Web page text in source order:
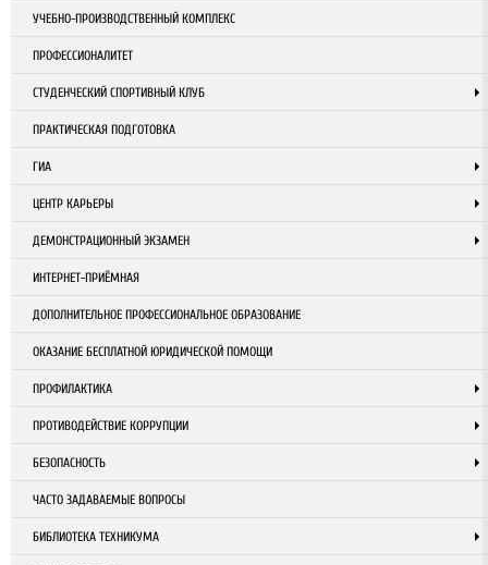
УЧЕБНО-ПРОИЗВОДСТВЕННЫЙ КОМПЛЕКС
ПРОФЕССИОНАЛИТЕТ
СТУДЕНЧЕСКИЙ СПОРТИВНЫЙ КЛУБ
ПРАКТИЧЕСКАЯ ПОДГОТОВКА
ГИА
ЦЕНТР КАРЬЕРЫ
ДЕМОНСТРАЦИОННЫЙ ЭКЗАМЕН
ИНТЕРНЕТ-ПРИЁМНАЯ
ДОПОЛНИТЕЛЬНОЕ ПРОФЕССИОНАЛЬНОЕ ОБРАЗОВАНИЕ
ОКАЗАНИЕ БЕСПЛАТНОЙ ЮРИДИЧЕСКОЙ ПОМОЩИ
ПРОФИЛАКТИКА
ПРОТИВОДЕЙСТВИЕ КОРРУПЦИИ
БЕЗОПАСНОСТЬ
ЧАСТО ЗАДАВАЕМЫЕ ВОПРОСЫ
БИБЛИОТЕКА ТЕХНИКУМА